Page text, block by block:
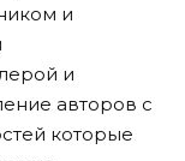
и
и
авторов с
которые